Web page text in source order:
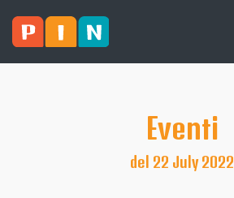
Eventi
del 22 July 2022